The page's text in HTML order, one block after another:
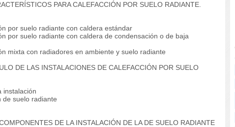
PARA CALEFACCIÓN POR SUELO RADIANTE.
por suelo radiante con caldera estándar
por suelo radiante con caldera de condensación o de baja
mixta con radiadores en ambiente y suelo radiante
DE LAS INSTALACIONES DE CALEFACCIÓN POR SUELO
suelo radiante
DE LA INSTALACIÓN DE LA DE SUELO RADIANTE